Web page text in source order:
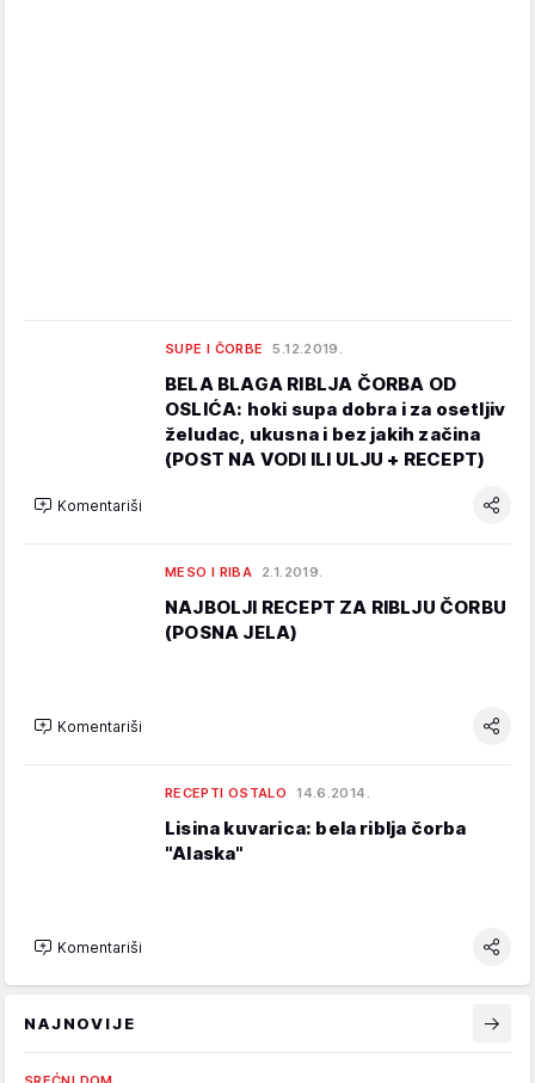
SUPE I ČORBE 5.12.2019.
BELA BLAGA RIBLJA ČORBA OD
OSLIĆA: hoki supa dobra i za osetljiv
želudac, ukusna i bez jakih začina
(POST NA VODI ILI ULJU + RECEPT)
Komentariši
MESO I RIBA 2.1.2019.
NAJBOLJI RECEPT ZA RIBLJU ČORBU
(POSNA JELA)
Komentariši
RECEPTI OSTALO 14.6.2014.
Lisina kuvarica: bela riblja čorba
"Alaska"
Komentariši
NAJNOVIJE